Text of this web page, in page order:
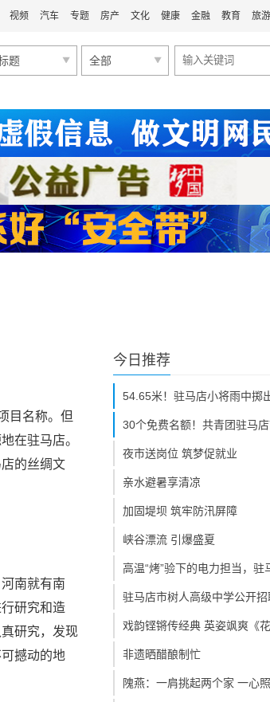
视频 汽车 专题 房产 文化 健康 金融 教育 旅游
题 全部
目名称。但
在驻马店。
的丝绸文
南就有南
研究和造
研究，发现
撼动的地
今日推荐
54.65米！驻马店小将雨中掷
30个免费名额！共青团驻马
夜市送岗位 筑梦促就业
亲水避暑享清凉
加固堤坝 筑牢防汛屏障
峡谷漂流 引爆盛夏
高温“烤”验下的电力担当，驻
驻马店市树人高级中学公开
戏韵铿锵传经典 英姿飒爽《花
非遗晒醋酿制忙
隗燕：一肩挑起两个家 一心